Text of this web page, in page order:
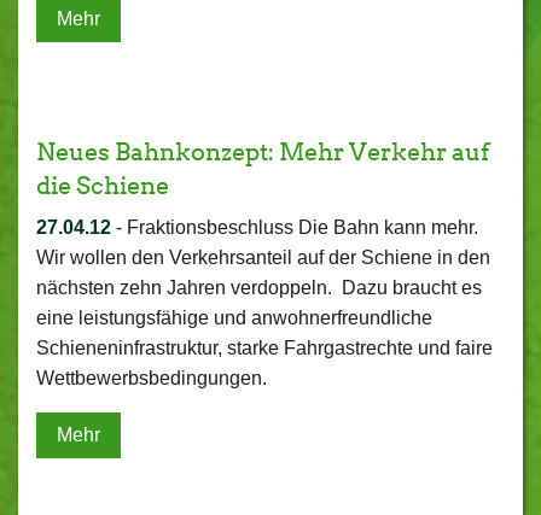
Mehr
Neues Bahnkonzept: Mehr Verkehr auf
die Schiene
27.04.12 - Fraktionsbeschluss Die Bahn kann mehr.
Wir wollen den Verkehrsanteil auf der Schiene in den
nächsten zehn Jahren verdoppeln. Dazu braucht es
eine leistungsfähige und anwohnerfreundliche
Schieneninfrastruktur, starke Fahrgastrechte und faire
Wettbewerbsbedingungen.
Mehr